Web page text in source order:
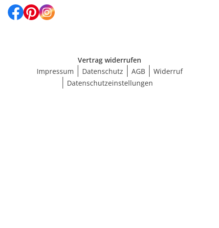
Vertrag widerrufen
Impressum
Datenschutz AGB
Widerruf
Datenschutzeinstellungen